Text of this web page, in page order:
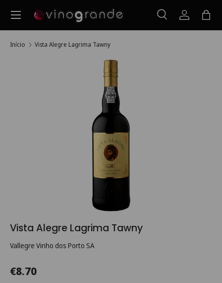
Ir para o conteúdo
Pesquisar
PesquisarIniciarSaco
Menu
Início Vista Alegre Lagrima Tawny
Vista Alegre Lagrima Tawny
Vallegre Vinho dos Porto SA
€8.70